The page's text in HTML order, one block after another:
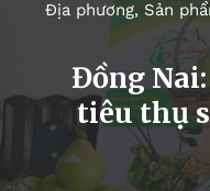
Địa phương, Sản
Đồng
tiêu thụ